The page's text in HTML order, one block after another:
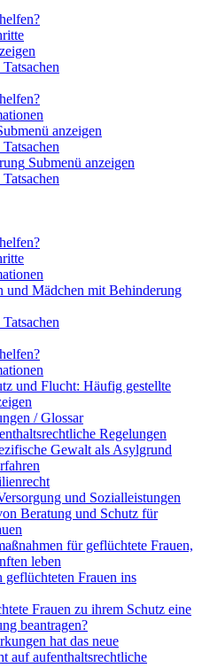
anzeigen
Submenü anzeigen
und Mädchen mit Behinderung
und Flucht: Häufig gestellte
/ Glossar
Regelungen
Gewalt als Asylgrund
und Sozialleistungen
Beratung und Schutz für
für geflüchtete Frauen,
leben
geflüchteten Frauen ins
Frauen zu ihrem Schutz eine
beantragen?
hat das neue
auf aufenthaltsrechtliche